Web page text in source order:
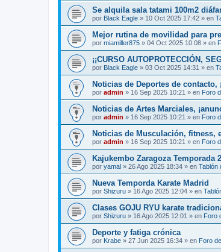
Se alquila sala tatami 100m2
por Black Eagle » 10 Oct 2025 17:42 » en
Mejor rutina de movilidad para
por miamiller875 » 04 Oct 2025 10:08 » en
¡¡CURSO AUTOPROTECCIÓN,
por Black Eagle » 03 Oct 2025 14:31 » en
Noticias de Deportes de contacto,
por admin » 16 Sep 2025 10:21 » en Foro
Noticias de Artes Marciales,
por admin » 16 Sep 2025 10:21 » en Foro
Noticias de Musculación, fitness,
por admin » 16 Sep 2025 10:21 » en Foro
Kajukembo Zaragoza Temporada
por yamal » 26 Ago 2025 18:34 » en Tablón
Nueva Temporda Karate Madrid
por Shizuru » 16 Ago 2025 12:04 » en
Clases GOJU RYU karate
por Shizuru » 16 Ago 2025 12:01 » en Foro
Deporte y fatiga crónica
por Krabe » 27 Jun 2025 16:34 » en Foro